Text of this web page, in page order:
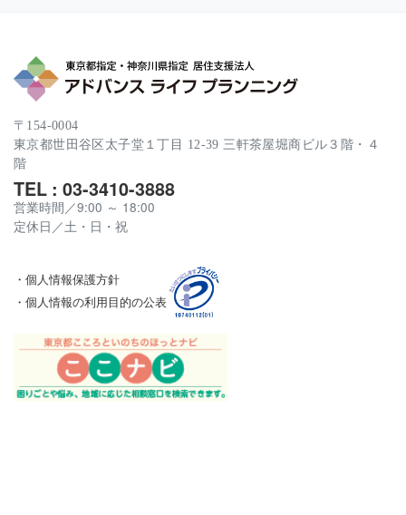
〒154-0004
東京都世田谷区太子堂１丁目 12-39 三軒茶屋堀商ビル３階・４
階
TEL : 03-3410-3888
営業時間／9:00 ～ 18:00
定休日／土・日・祝
・個人情報保護方針
・個人情報の利用目的の公表